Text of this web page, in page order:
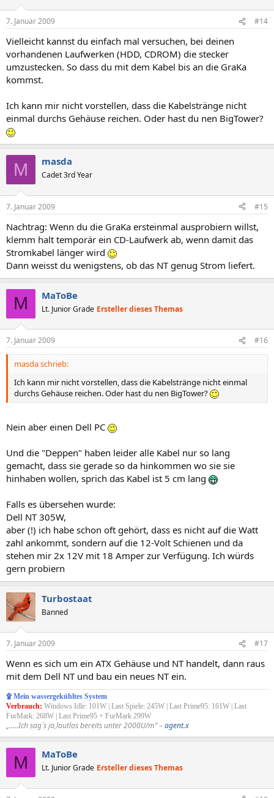
7. Januar 2009 #14
Vielleicht kannst du einfach mal versuchen, bei deinen
vorhandenen Laufwerken (HDD, CDROM) die stecker
umzustecken. So dass du mit dem Kabel bis an die GraKa
kommst.
Ich kann mir nicht vorstellen, dass die Kabelstränge nicht
einmal durchs Gehäuse reichen. Oder hast du nen BigTower?
M masda
Cadet 3rd Year
7. Januar 2009 #15
Nachtrag: Wenn du die GraKa ersteinmal ausprobiern willst,
klemm halt temporär ein CD-Laufwerk ab, wenn damit das
Stromkabel länger wird
Dann weisst du wenigstens, ob das NT genug Strom liefert.
M MaToBe
Lt. Junior Grade Ersteller dieses Themas
7. Januar 2009 #16
masda schrieb:
Ich kann mir nicht vorstellen, dass die Kabelstränge nicht einmal
durchs Gehäuse reichen. Oder hast du nen BigTower?
Nein aber einen Dell PC
Und die "Deppen" haben leider alle Kabel nur so lang
gemacht, dass sie gerade so da hinkommen wo sie sie
hinhaben wollen, sprich das Kabel ist 5 cm lang
Falls es übersehen wurde:
Dell NT 305W,
aber (!) ich habe schon oft gehört, dass es nicht auf die Watt
zahl ankommt, sondern auf die 12-Volt Schienen und da
stehen mir 2x 12V mit 18 Amper zur Verfügung. Ich würds
gern probiern
Turbostaat
Banned
7. Januar 2009 #17
Wenn es sich um ein ATX Gehäuse und NT handelt, dann raus
mit dem Dell NT und bau ein neues NT ein.
۩ Mein wassergekühltes System
Verbrauch: Windows Idle: 101W | Last Spiele: 245W | Last Prime95: 161W | Last
FurMark: 268W | Last Prime95 + FurMark 299W
„.....Ich sag´s ja,lautlos bereits unter 2000U/m“ –agent.x
M MaToBe
Lt. Junior Grade Ersteller dieses Themas